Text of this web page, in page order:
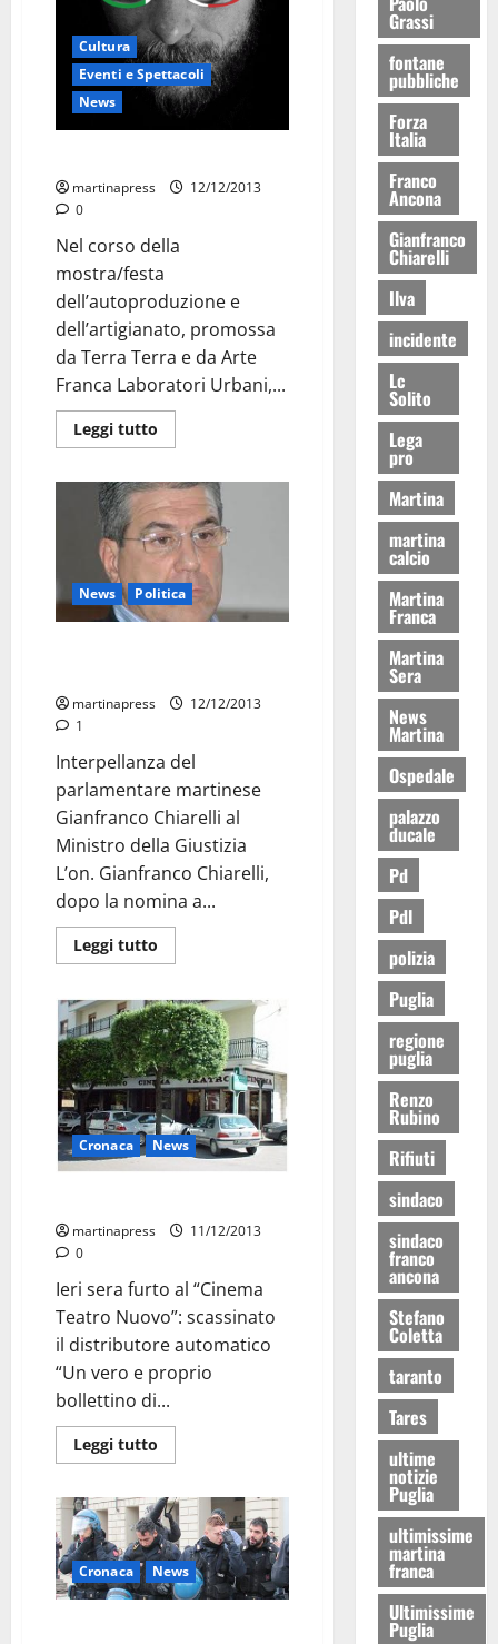
Cultura
Eventi e Spettacoli
News
martinapress
12/12/2013
0
Nel corso della
mostra/festa
dell’autoproduzione e
dell’artigianato, promossa
da Terra Terra e da Arte
Franca Laboratori Urbani,...
Leggi tutto
News Politica
martinapress
12/12/2013
1
Interpellanza del
parlamentare martinese
Gianfranco Chiarelli al
Ministro della Giustizia
L’on. Gianfranco Chiarelli,
dopo la nomina a...
Leggi tutto
Cronaca News
martinapress
11/12/2013
0
Ieri sera furto al “Cinema
Teatro Nuovo”: scassinato
il distributore automatico
“Un vero e proprio
bollettino di...
Leggi tutto
Cronaca News
Grassi
fontane
pubbliche
Forza
Italia
Franco
Ancona
Gianfranco
Chiarelli
Ilva
incidente
Lc
Solito
Lega
pro
Martina
martina
calcio
Martina
Franca
Martina
Sera
News
Martina
Ospedale
palazzo
ducale
Pd
Pdl
polizia
Puglia
regione
puglia
Renzo
Rubino
Rifiuti
sindaco
sindaco
franco
ancona
Stefano
Coletta
taranto
Tares
ultime
notizie
Puglia
ultimissime
martina
franca
Ultimissime
Puglia